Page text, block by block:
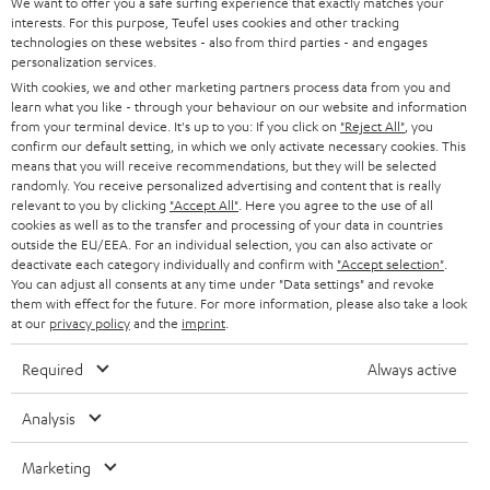
n
m
e
l
d
u
n
g
Kategorien
HEIMKINO
HEIMKINO-KOMPLETTANLAGEN
SOUNDBARS
STEREO
SMART HOME
BLUETOOTH-LAUTSPRECHER
Unternehmen
SUPPORT
KARRIERE
PRESSE & MARKETING
GESCHÄFTSKUNDEN
PARTNERPROGRAMM
BLOG
NEWSLETTER
STORES
Teufel Onlineshops
DEUTSCHLAND
ÖSTERREICH
SCHWEIZ
NIEDERLANDE
BELGIEN
interests. For this purpose, Teufel uses cookies and other tracking
technologies on these websites - also from third parties - and engages
personalization services.
With cookies, we and other marketing partners process data from you and
learn what you like - through your behaviour on our website and information
from your terminal device. It's up to you: If you click on "Reject All" , you
confirm our default setting, in which we only activate necessary cookies. This
means that you will receive recommendations, but they will be selected
randomly. You receive personalized advertising and content that is really
relevant to you by clicking "Accept All" . Here you agree to the use of all
cookies as well as to the transfer and processing of your data in countries
outside the EU/EEA. For an individual selection, you can also activate or
deactivate each category individually and confirm with "Accept selection"
You can adjust all consents at any time under "Data settings" and revoke
them with effect for the future. For more information, please also take a look
at our privacy policyand the imprint
Required Always active
Analysis
Marketing